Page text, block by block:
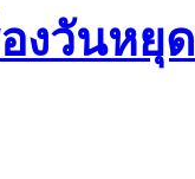
งวันหยุ